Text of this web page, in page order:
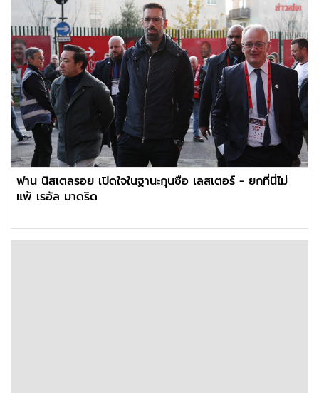
ฟาน นิสเตลรอย เปิดใจในฐานะกุนซือ เลสเตอร์ - ยกที่นี่ไม่
แพ้ เรอัล มาดริด